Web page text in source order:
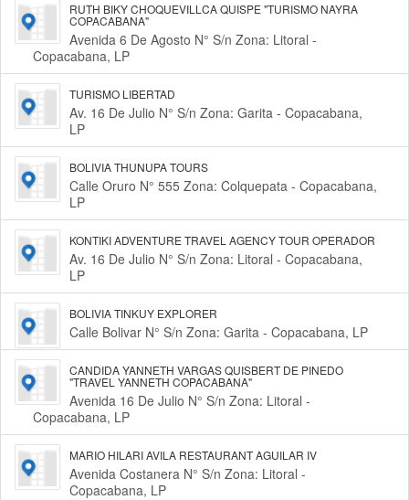
RUTH BIKY CHOQUEVILLCA QUISPE "TURISMO NAYRA
COPACABANA"
Avenida 6 De Agosto N° S/n Zona: Litoral -
Copacabana, LP
TURISMO LIBERTAD
Av. 16 De Julio N° S/n Zona: Garita - Copacabana,
LP
BOLIVIA THUNUPA TOURS
Calle Oruro N° 555 Zona: Colquepata - Copacabana,
LP
KONTIKI ADVENTURE TRAVEL AGENCY TOUR OPERADOR
Av. 16 De Julio N° S/n Zona: Litoral - Copacabana,
LP
BOLIVIA TINKUY EXPLORER
Calle Bolivar N° S/n Zona: Garita - Copacabana, LP
CANDIDA YANNETH VARGAS QUISBERT DE PINEDO
"TRAVEL YANNETH COPACABANA"
Avenida 16 De Julio N° S/n Zona: Litoral -
Copacabana, LP
MARIO HILARI AVILA RESTAURANT AGUILAR IV
Avenida Costanera N° S/n Zona: Litoral -
Copacabana, LP